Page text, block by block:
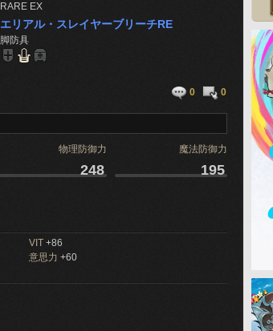
RARE EX
エリアル・スレイヤーブリーチRE
脚防具
0 0
物理防御力 魔法防御力
248 195
VIT +86
意思力 +60